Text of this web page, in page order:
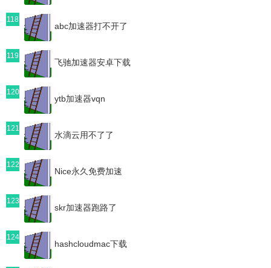
118
abc加速器打不开了
119
飞驰加速器安卓下载
120
ytb加速器vqn
121
水滴云用不了了
122
Nice永久免费加速
123
skr加速器跑路了
124
hashcloudmac下载